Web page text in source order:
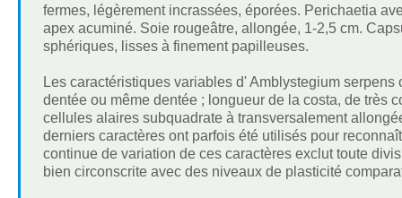
fermes, légèrement incrassées, éporées. Perichaetia
apex acuminé. Soie rougeâtre, allongée, 1-2,5 cm.
sphériques, lisses à finement papilleuses.
Les caractéristiques variables d' Amblystegium
dentée ou même dentée ; longueur de la costa, de très
cellules alaires subquadrate à transversalement
derniers caractères ont parfois été utilisés pour
continue de variation de ces caractères exclut toute
bien circonscrite avec des niveaux de plasticité